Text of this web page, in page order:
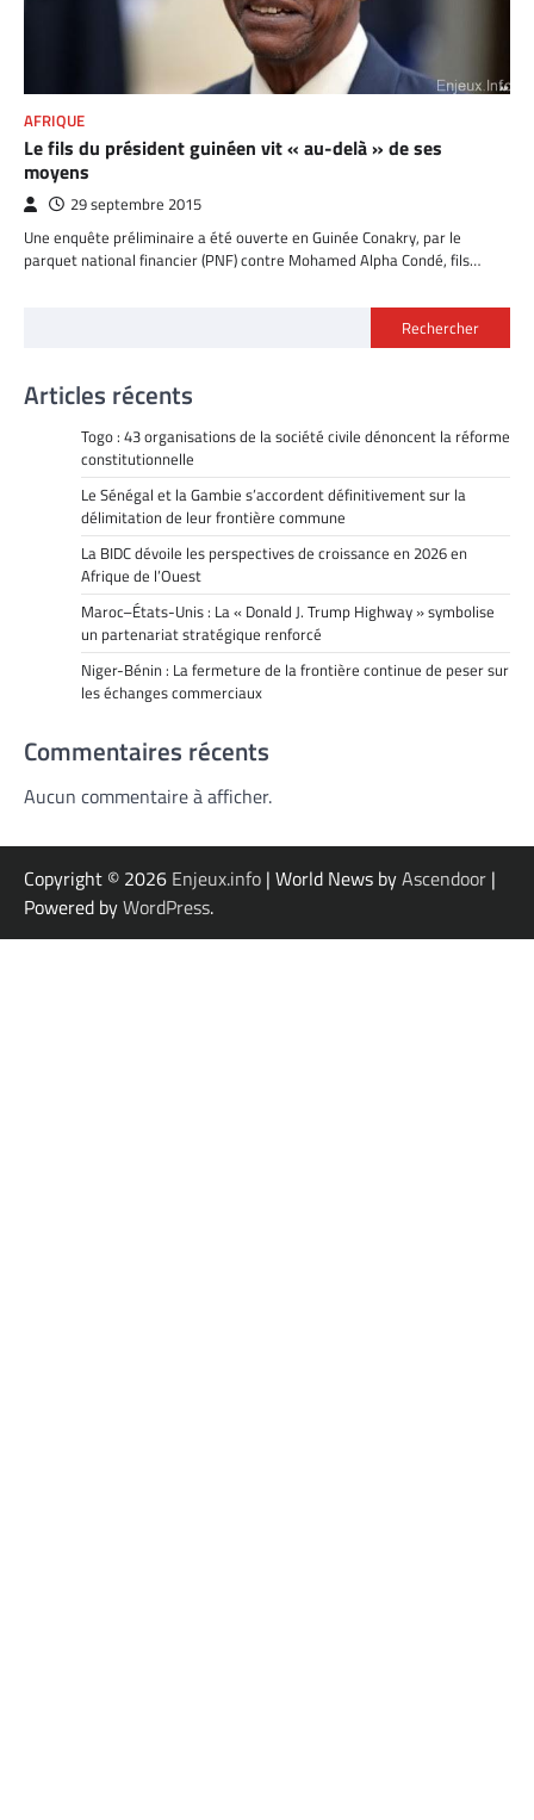
AFRIQUE
Le fils du président guinéen vit « au-delà » de ses
moyens
29 septembre 2015
Une enquête préliminaire a été ouverte en Guinée Conakry, par le
parquet national financier (PNF) contre Mohamed Alpha Condé, fils…
Rechercher
Articles récents
Togo : 43 organisations de la société civile dénoncent la réforme
constitutionnelle
Le Sénégal et la Gambie s’accordent définitivement sur la
délimitation de leur frontière commune
La BIDC dévoile les perspectives de croissance en 2026 en
Afrique de l’Ouest
Maroc–États-Unis : La « Donald J. Trump Highway » symbolise
un partenariat stratégique renforcé
Niger-Bénin : La fermeture de la frontière continue de peser sur
les échanges commerciaux
Commentaires récents
Aucun commentaire à afficher.
Copyright © 2026 Enjeux.info | World News byAscendoor |
Powered byWordPress.